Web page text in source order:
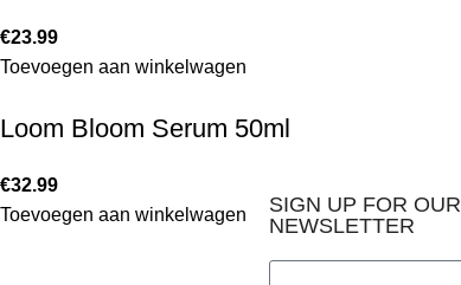
€23.99
Toevoegen aan winkelwagen
Loom Bloom Serum 50ml
€32.99
Toevoegen aan winkelwagen
SIGN UP FOR OUR
NEWSLETTER